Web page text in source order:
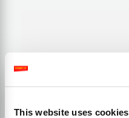
This website uses cookies